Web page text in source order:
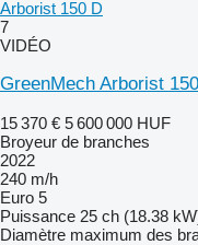
Arborist 150 D
7
VIDÉO
GreenMech Arborist
15 370 € 5 600 000 HUF
Broyeur de branches
2022
240 m/h
Euro 5
Puissance 25 ch (18.38
Diamètre maximum des